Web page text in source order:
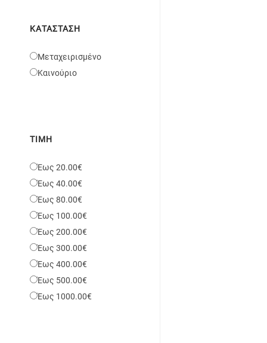
ΚΑΤΆΣΤΑΣΗ
Μεταχειρισμένο
Καινούριο
ΤΙΜΉ
Έως 20.00€
Έως 40.00€
Έως 80.00€
Έως 100.00€
Έως 200.00€
Έως 300.00€
Έως 400.00€
Έως 500.00€
Έως 1000.00€